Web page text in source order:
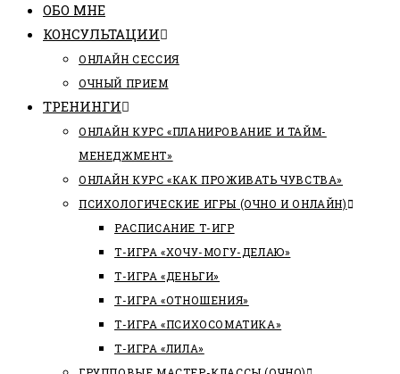
ОБО МНЕ
КОНСУЛЬТАЦИИ
ОНЛАЙН СЕССИЯ
ОЧНЫЙ ПРИЕМ
ТРЕНИНГИ
ОНЛАЙН КУРС «ПЛАНИРОВАНИЕ И ТАЙМ-
МЕНЕДЖМЕНТ»
ОНЛАЙН КУРС «КАК ПРОЖИВАТЬ ЧУВСТВА»
ПСИХОЛОГИЧЕСКИЕ ИГРЫ (ОЧНО И ОНЛАЙН)
РАСПИСАНИЕ Т-ИГР
Т-ИГРА «ХОЧУ-МОГУ-ДЕЛАЮ»
Т-ИГРА «ДЕНЬГИ»
Т-ИГРА «ОТНОШЕНИЯ»
Т-ИГРА «ПСИХОСОМАТИКА»
Т-ИГРА «ЛИЛА»